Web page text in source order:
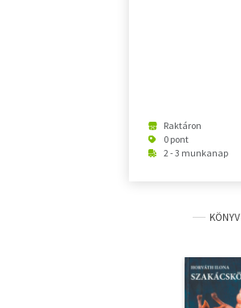
Raktáron
0 pont
2 - 3 munkanap
KÖNYV